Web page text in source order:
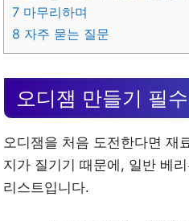
7 마무리하며
8 자주 묻는 질문
오디잼 만들기 필
오디잼을 처음 도전한다면 재
지가 질기기 때문에, 일반 베
리스트입니다.